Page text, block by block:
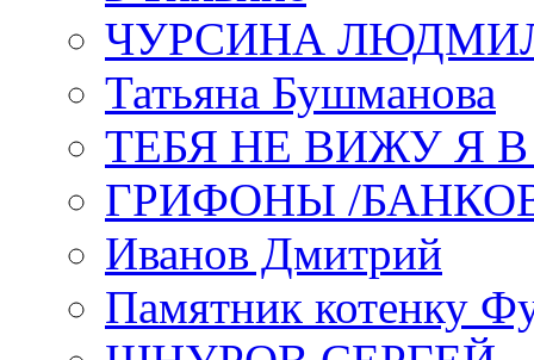
ЧУРСИНА
Татьяна Бушманова
ТЕБЯ НЕ ВИЖУ Я
ГРИФОНЫ /
Иванов Дмитрий
Памятник котенку